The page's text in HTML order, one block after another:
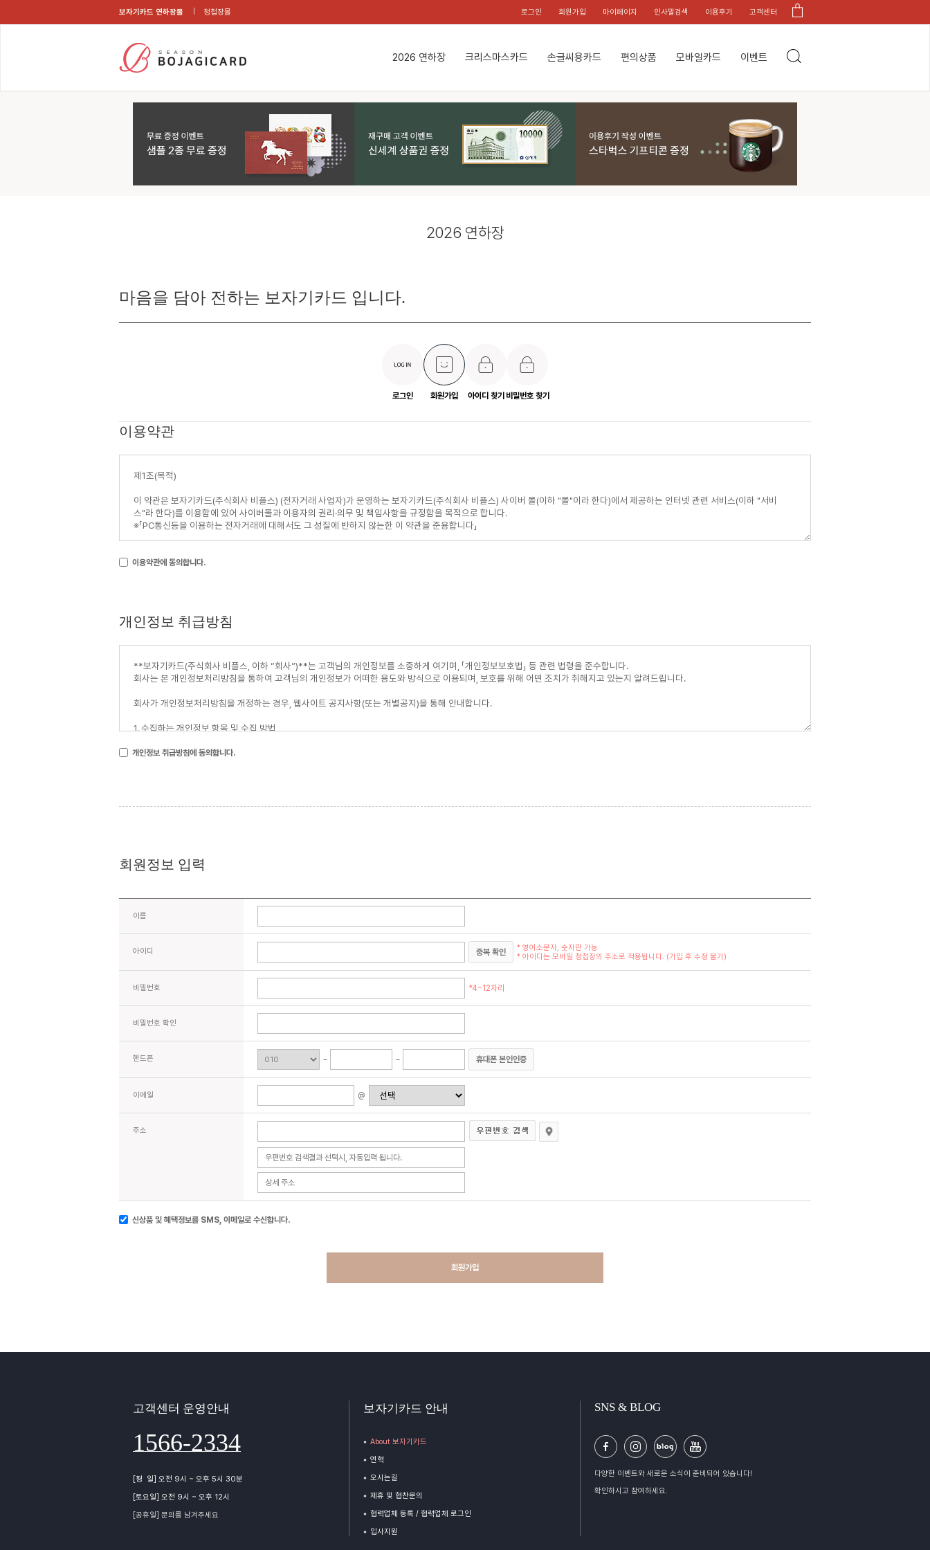
보자기카드 연하장몰 청첩장몰 로그인 회원가입 마이페이지 인사말검색 이용후기 고객센터
2026 연하장 크리스마스카드 손글씨용카드 편의상품 모바일카드 이벤트
2026 연하장
마음을 담아 전하는 보자기카드 입니다.
로그인 회원가입 아이디 찾기 비밀번호 찾기
이용약관
이용약관에 동의합니다.
개인정보 취급방침
개인정보 취급방침에 동의합니다.
회원정보 입력
이름
아이디 중복 확인
* 영어소문자, 숫자만 가능
* 아이디는 모바일 청첩장의 주소로 적용됩니다. (가입 후 수정 불가)
비밀번호 *4~12자리
비밀번호 확인
핸드폰 휴대폰 본인인증
이메일 @
주소
신상품 및 혜택정보를 SMS, 이메일로 수신합니다.
회원가입
고객센터 운영안내
1566-2334
[평 일] 오전 9시 ~ 오후 5시 30분
[토요일] 오전 9시 ~ 오후 12시
[공휴일] 문의를 남겨주세요
보자기카드 안내
About 보자기카드
연혁
오시는길
제휴 및 협찬문의
협력업체 등록 / 협력업체 로그인
입사지원
SNS & BLOG
다양한 이벤트와 새로운 소식이 준비되어 있습니다!
확인하시고 참여하세요.